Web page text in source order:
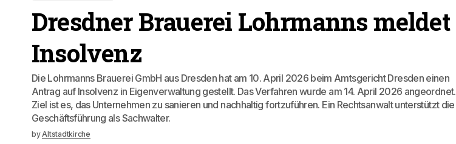
Dresdner Brauerei Lohrmanns meldet
Insolvenz
Die Lohrmanns Brauerei GmbH aus Dresden hat am 10. April 2026 beim Amtsgericht Dresden einen
Antrag auf Insolvenz in Eigenverwaltung gestellt. Das Verfahren wurde am 14. April 2026 angeordnet.
Ziel ist es, das Unternehmen zu sanieren und nachhaltig fortzuführen. Ein Rechtsanwalt unterstützt die
Geschäftsführung als Sachwalter.
byAltstadtkirche